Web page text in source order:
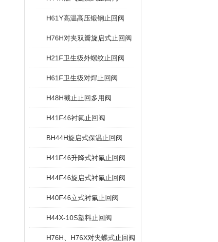
H61Y高温高压锻钢止回阀
H76H对夹双瓣旋启式止回阀
H21F卫生级外螺纹止回阀
H61F卫生级对焊止回阀
H48H截止止回多用阀
H41F46衬氟止回阀
BH44H旋启式保温止回阀
H41F46升降式衬氟止回阀
H44F46旋启式衬氟止回阀
H40F46立式衬氟止回阀
H44X-10S塑料止回阀
H76H、H76X对夹蝶式止回阀